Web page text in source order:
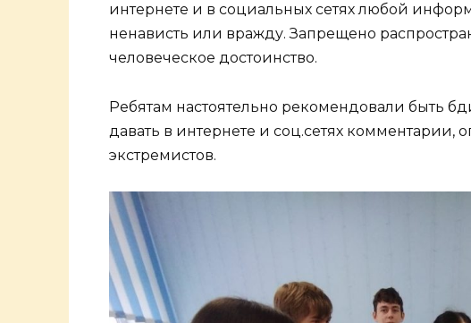
интернете и в социальных сетях любой
ненависть или вражду. Запрещено
человеческое достоинство.
Ребятам настоятельно рекомендовали быть
давать в интернете и соц.сетях
экстремистов.